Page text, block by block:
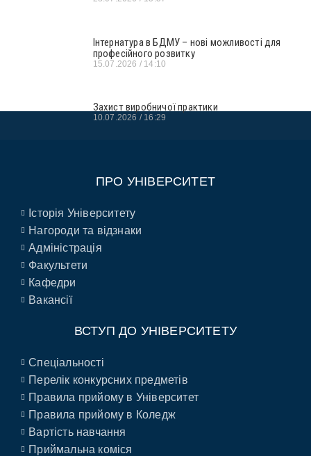
Інтернатура в БДМУ – нові можливості для
професійного розвитку
15.07.2026 14:10
Захист виробничої практики
10.07.2026 16:29
ПРО УНІВЕРСИТЕТ
Історія Університету
Нагороди та відзнаки
Адміністрація
Факультети
Кафедри
Вакансії
ВСТУП ДО УНІВЕРСИТЕТУ
Спеціальності
Перелік конкурсних предметів
Правила прийому в Університет
Правила прийому в Коледж
Вартість навчання
Приймальна коміся